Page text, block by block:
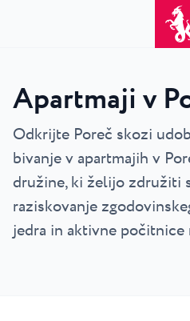
Domov
Namestitev
Po vrsti
Hoteli
Po destinaciji
Poreč
Resorti
Park Resort Plava Laguna
Raziščite
Prijava
SLHrvatski
English
Deutsch
Apartmaji v
Odkrijte Poreč skozi
bivanje v apartmajih v
družine, ki želijo združiti
raziskovanje
jedra in aktivne